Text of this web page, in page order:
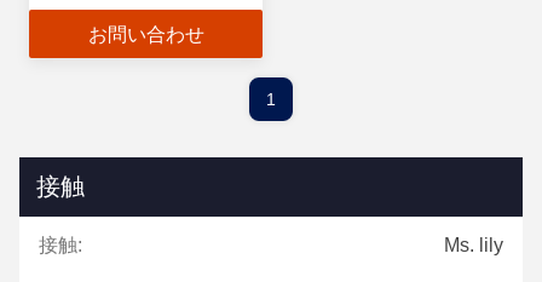
と共に来ます
お問い合わせ
1
接触
接触: Ms. lily